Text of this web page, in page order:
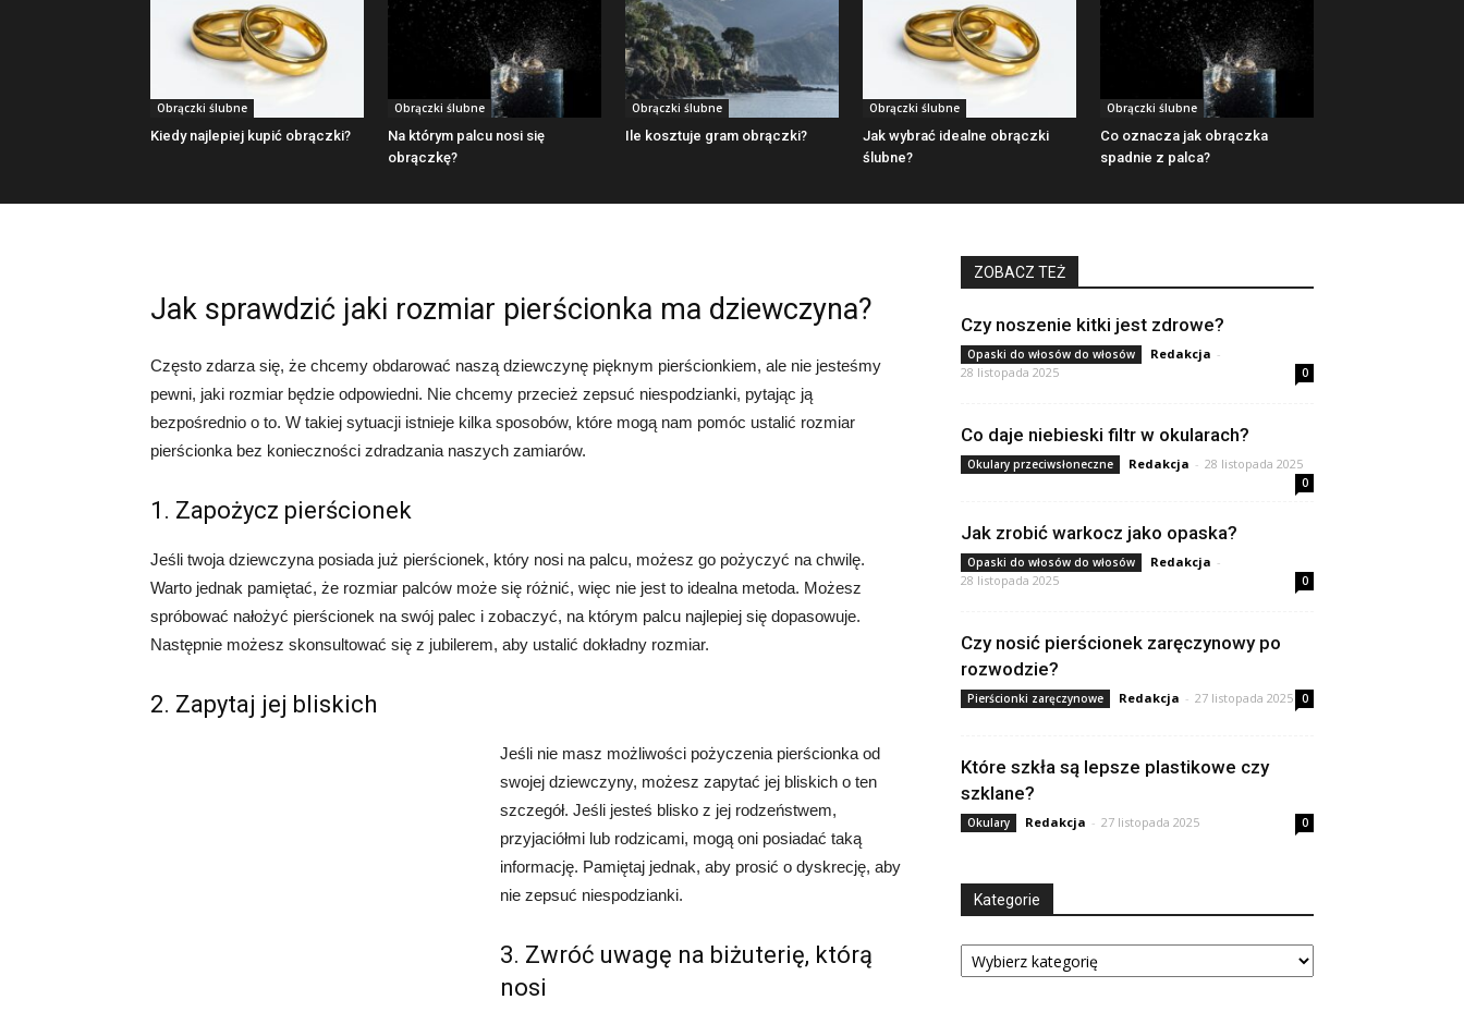
Obrączki ślubne
Kiedy najlepiej kupić obrączki?
Obrączki ślubne
Na którym palcu nosi się
obrączkę?
Obrączki ślubne
Ile kosztuje gram obrączki?
Obrączki ślubne
Jak wybrać idealne obrączki
ślubne?
Obrączki ślubne
Co oznacza jak obrączka
spadnie z palca?
Jak sprawdzić jaki rozmiar pierścionka ma dziewczyna?
Często zdarza się, że chcemy obdarować naszą dziewczynę pięknym pierścionkiem, ale nie jesteśmy
pewni, jaki rozmiar będzie odpowiedni. Nie chcemy przecież zepsuć niespodzianki, pytając ją
bezpośrednio o to. W takiej sytuacji istnieje kilka sposobów, które mogą nam pomóc ustalić rozmiar
pierścionka bez konieczności zdradzania naszych zamiarów.
1. Zapożycz pierścionek
Jeśli twoja dziewczyna posiada już pierścionek, który nosi na palcu, możesz go pożyczyć na chwilę.
Warto jednak pamiętać, że rozmiar palców może się różnić, więc nie jest to idealna metoda. Możesz
spróbować nałożyć pierścionek na swój palec i zobaczyć, na którym palcu najlepiej się dopasowuje.
Następnie możesz skonsultować się z jubilerem, aby ustalić dokładny rozmiar.
2. Zapytaj jej bliskich
Jeśli nie masz możliwości pożyczenia pierścionka od
swojej dziewczyny, możesz zapytać jej bliskich o ten
szczegół. Jeśli jesteś blisko z jej rodzeństwem,
przyjaciółmi lub rodzicami, mogą oni posiadać taką
informację. Pamiętaj jednak, aby prosić o dyskrecję, aby
nie zepsuć niespodzianki.
3. Zwróć uwagę na biżuterię, którą
nosi
ZOBACZ TEŻ
Czy noszenie kitki jest zdrowe?
Opaski do włosów do włosów Redakcja -
28 listopada 2025
0
Co daje niebieski filtr w okularach?
Okulary przeciwsłoneczne Redakcja - 28 listopada 2025
0
Jak zrobić warkocz jako opaska?
Opaski do włosów do włosów Redakcja -
28 listopada 2025
0
Czy nosić pierścionek zaręczynowy po
rozwodzie?
Pierścionki zaręczynowe Redakcja - 27 listopada 2025 0
Które szkła są lepsze plastikowe czy
szklane?
Okulary Redakcja - 27 listopada 2025 0
Kategorie
Kategorie